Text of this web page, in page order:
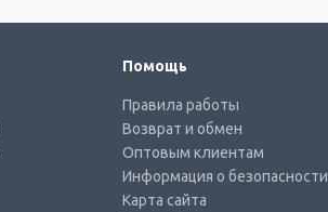
Помощь
Правила работы
Возврат и обмен
Оптовым клиентам
Информация о безопасности
Карта сайта